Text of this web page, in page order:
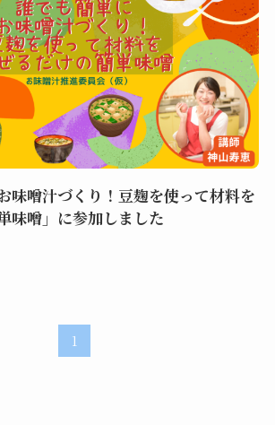
味噌汁づくり！豆麹を使って材料を
味噌」に参加しました
1